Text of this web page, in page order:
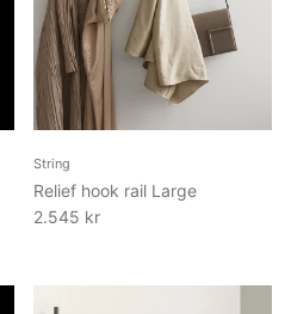
String
Relief hook rail Large
2.545 kr